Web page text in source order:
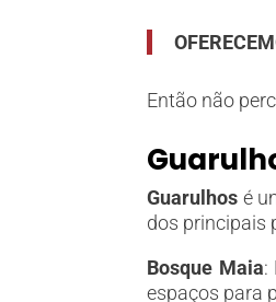
Então não
Guarulhos é
dos principais
Bosque Maia:
espaços para